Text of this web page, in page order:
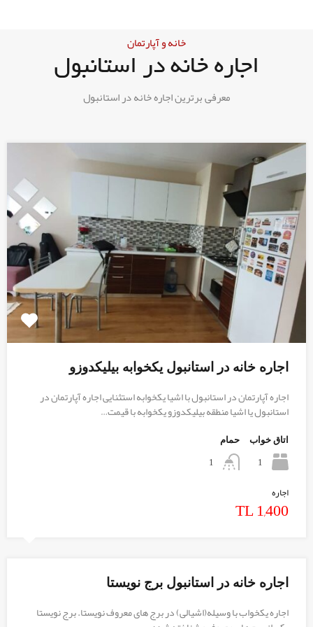
خانه و آپارتمان
اجاره خانه در استانبول
معرفی برترین اجاره خانه در استانبول
اجاره خانه در استانبول یکخوابه بیلیکدوزو
اجاره آپارتمان در استانبول با اشیا یکخوابه استثنایی اجاره آپارتمان در
استانبول یا اشیا منطقه بیلیکدوزو یکخوابه با قیمت…
اتاق خواب
1
حمام
1
اجاره
TL 1,400
اجاره خانه در استانبول برج نویستا
اجاره یکخواب با وسیله(اشیالی) در برج های معروف نویستا. برج نویستا